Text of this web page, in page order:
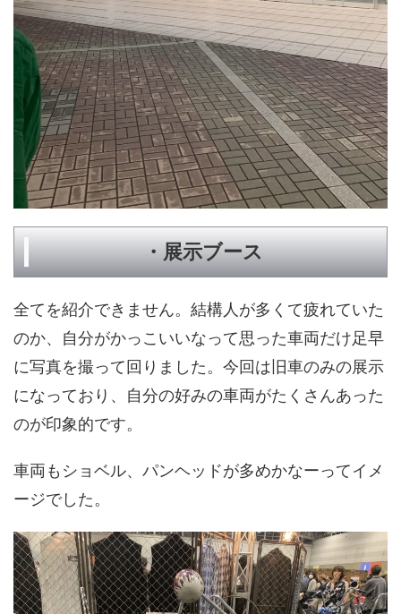
・展示ブース
全てを紹介できません。結構人が多くて疲れていた
のか、自分がかっこいいなって思った車両だけ足早
に写真を撮って回りました。今回は旧車のみの展示
になっており、自分の好みの車両がたくさんあった
のが印象的です。
車両もショベル、パンヘッドが多めかなーってイメ
ージでした。